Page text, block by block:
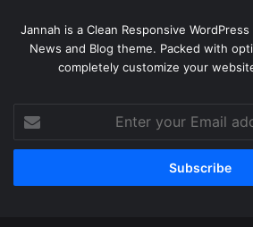
Jannah is a Clean Responsive
News and Blog theme. Packed with
completely customize your
Enter
your
Email